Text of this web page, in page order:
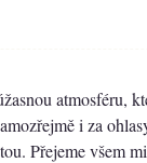
atmosféru,
i za
Přejeme všem